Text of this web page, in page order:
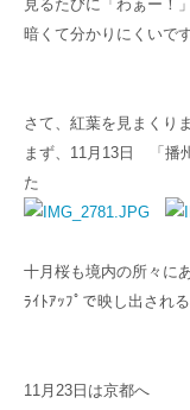
見るたびに「わぁー！
暗くて分かりにくいで
さて、紅葉を見まくり
まず、11月13日 「播
た
十月桜も境内の所々に
ﾗｲﾄｱｯﾌﾟで映し出され
11月23日は京都へ